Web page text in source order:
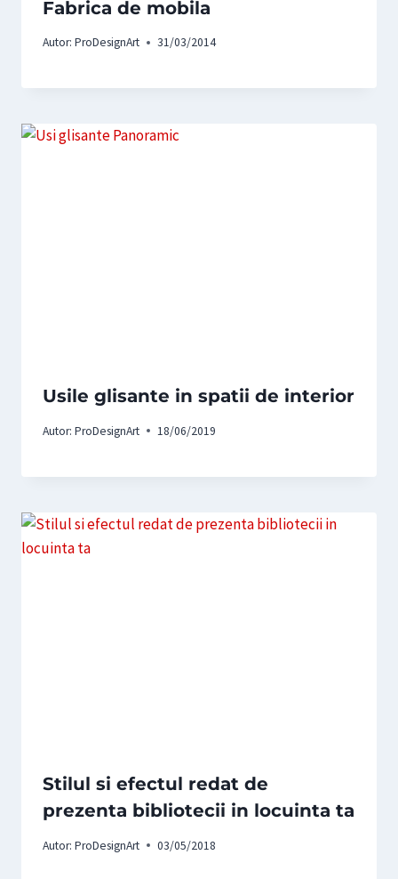
Fabrica de mobila
Autor: ProDesignArt 31/03/2014
Usile glisante in spatii de interior
Autor: ProDesignArt 18/06/2019
Stilul si efectul redat de
prezenta bibliotecii in locuinta ta
Autor: ProDesignArt 03/05/2018